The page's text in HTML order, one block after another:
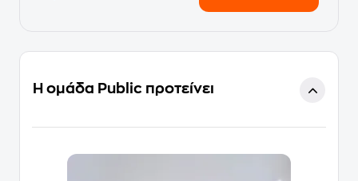
Η ομάδα Public προτείνει